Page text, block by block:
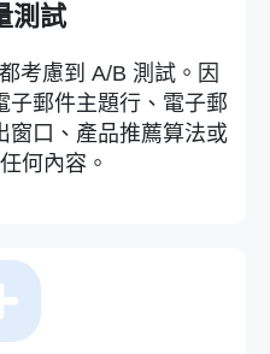
測試
考慮到 A/B 測試。因
子郵件主題行、電子郵
窗口、產品推薦算法或
何內容。